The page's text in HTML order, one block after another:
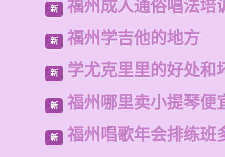
新 福州成人通俗唱法培
新 福州学吉他的地方
新 学尤克里里的好处和
新 福州哪里卖小提琴便
新 福州唱歌年会排练班